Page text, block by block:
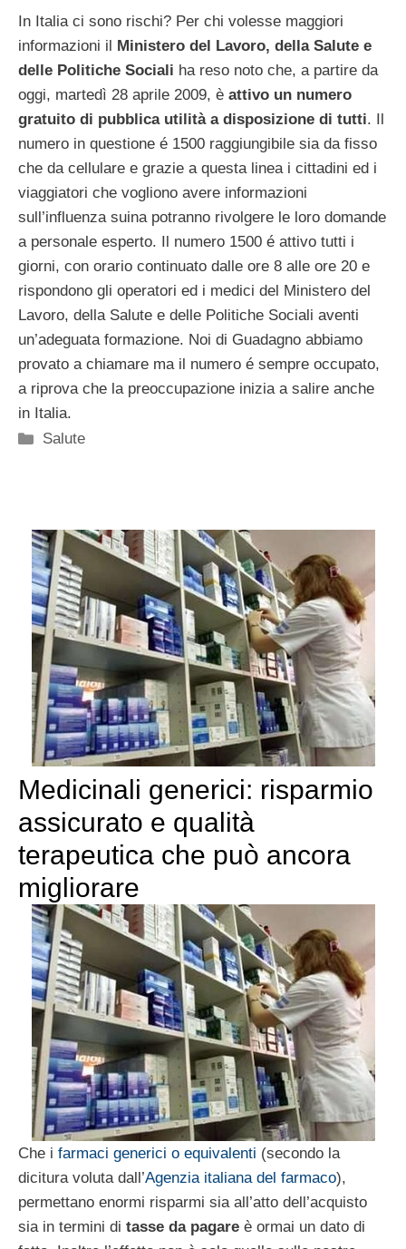
In Italia ci sono rischi? Per chi volesse maggiori
informazioni il
Ministero del Lavoro, della Salute e
delle Politiche Sociali ha reso noto che, a partire da
oggi, martedì 28 aprile 2009, è attivo un numero
gratuito di pubblica utilità a disposizione di tutti. Il
numero in questione é 1500 raggiungibile sia da fisso
che da cellulare e grazie a questa linea i cittadini ed i
viaggiatori che vogliono avere informazioni
sull’influenza suina potranno rivolgere le loro domande
a personale esperto. Il numero 1500 é attivo tutti i
giorni, con orario continuato dalle ore 8 alle ore 20 e
rispondono gli operatori ed i medici del Ministero del
Lavoro, della Salute e delle Politiche Sociali aventi
un’adeguata formazione. Noi di Guadagno abbiamo
provato a chiamare ma il numero é sempre occupato,
a riprova che la preoccupazione inizia a salire anche
in Italia.
Categorie
Salute
Medicinali generici: risparmio
assicurato e qualità
terapeutica che può ancora
migliorare
Che i farmaci generici o equivalenti (secondo la
dicitura voluta dall’Agenzia italiana del farmaco),
permettano enormi risparmi sia all’atto dell’acquisto
sia in termini di tasse da pagare è ormai un dato di